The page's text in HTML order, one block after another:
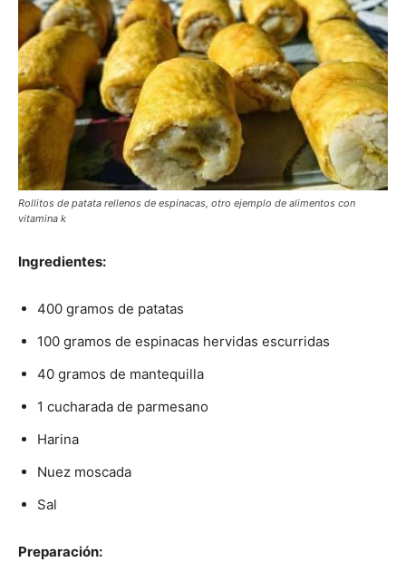
Rollitos de patata rellenos de espinacas, otro ejemplo de alimentos con
vitamina k
Ingredientes:
400 gramos de patatas
100 gramos de espinacas hervidas escurridas
40 gramos de mantequilla
1 cucharada de parmesano
Harina
Nuez moscada
Sal
Preparación: